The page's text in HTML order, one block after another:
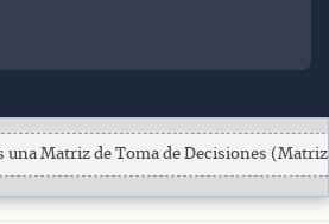
una Matriz de Toma de Decisiones